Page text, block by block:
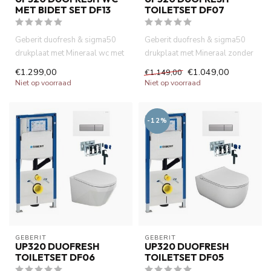
MET BIDET SET DF13
Geberit duofresh & sigma50
drukplaat met Mineraal wc met
bidet wandcloset mat wi...
€1.299,00
Niet op voorraad
TOILETSET DF07
Geberit duofresh & sigma50
drukplaat met Mineraal zonder
spoelrand wandcloset wi...
€1.149,00 €1.049,00
Niet op voorraad
GEBERIT
UP320 DUOFRESH
TOILETSET DF06
-12%
GEBERIT
UP320 DUOFRESH
TOILETSET DF05